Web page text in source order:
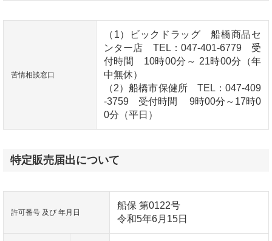
苦情相談窓口
（1）ビックドラッグ 船橋商品セ
ンター店 TEL：047-401-6779 受
付時間 10時00分～ 21時00分（年
中無休）
（2）船橋市保健所 TEL：047-409
-3759 受付時間 9時00分～17時0
0分（平日）
特定販売届出について
許可番号 及び 年月日
船保 第0122号
令和5年6月15日